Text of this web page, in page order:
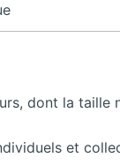
dont la taille
et